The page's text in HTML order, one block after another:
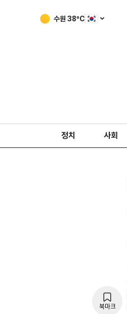
수원 38ºC
정치 사회
북마크